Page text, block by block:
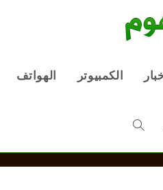
الكمبيوتر الهواتف
Toggle